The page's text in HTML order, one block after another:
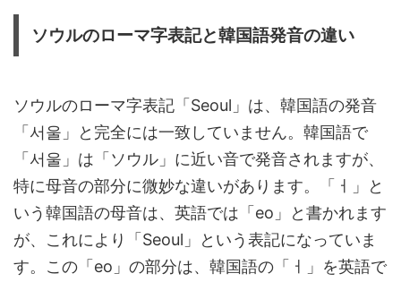
ソウルのローマ字表記と韓国語発音の違い
ソウルのローマ字表記「Seoul」は、韓国語の発音
「서울」と完全には一致していません。韓国語で
「서울」は「ソウル」に近い音で発音されますが、
特に母音の部分に微妙な違いがあります。「ㅓ」と
いう韓国語の母音は、英語では「eo」と書かれます
が、これにより「Seoul」という表記になっていま
す。この「eo」の部分は、韓国語の「ㅓ」を英語で